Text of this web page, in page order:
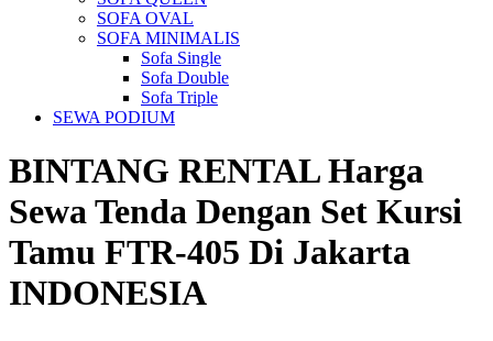
SOFA OVAL
SOFA MINIMALIS
Sofa Single
Sofa Double
Sofa Triple
SEWA PODIUM
BINTANG RENTALHarga
Sewa Tenda Dengan Set Kursi
Tamu FTR-405 Di Jakarta
INDONESIA